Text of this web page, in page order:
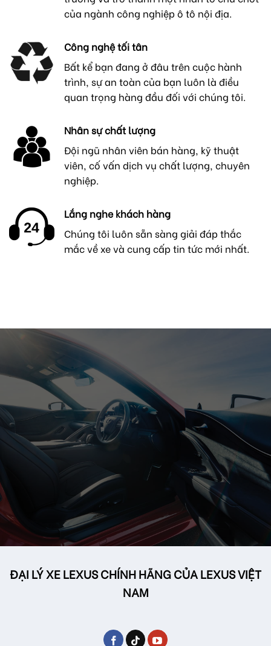
của ngành công nghiệp ô tô nội địa.
Công nghệ tối tân
Bất kể bạn đang ở đâu trên cuộc hành
trình, sự an toàn của bạn luôn là điều
quan trọng hàng đầu đối với chúng tôi.
Nhân sự chất lượng
Đội ngũ nhân viên bán hàng, kỹ thuật
viên, cố vấn dịch vụ chất lượng, chuyên
nghiệp.
Lắng nghe khách hàng
Chúng tôi luôn sẵn sàng giải đáp thắc
mắc về xe và cung cấp tin tức mới nhất.
ĐẠI LÝ XE LEXUS CHÍNH HÃNG CỦA LEXUS VIỆT
NAM